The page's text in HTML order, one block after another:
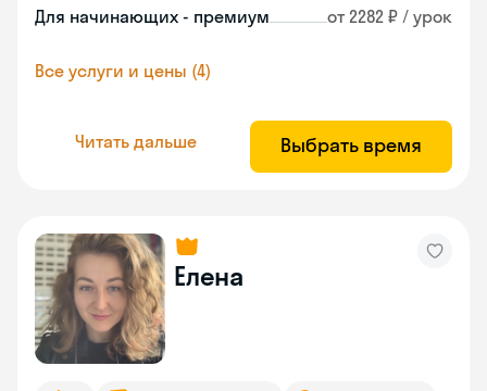
Для начинающих - премиум от 2282 ₽ / урок
Все услуги и цены (4)
Читать дальше Выбрать время
Елена